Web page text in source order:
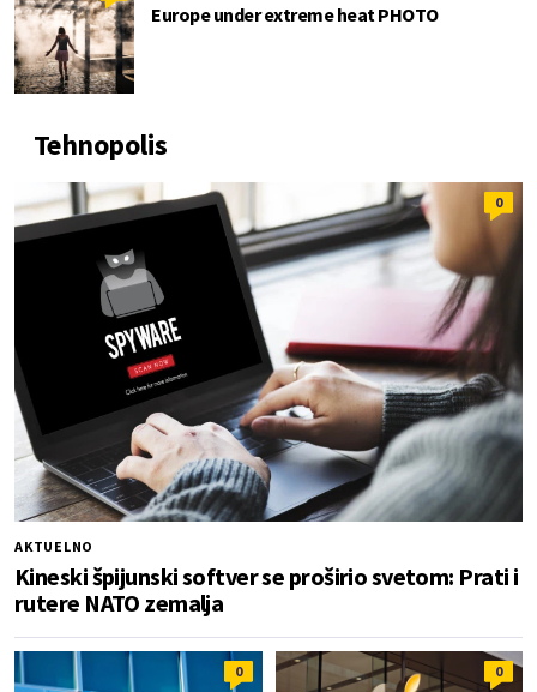
Europe under extreme heat PHOTO
Tehnopolis
0
AKTUELNO
Kineski špijunski softver se proširio svetom: Prati i
rutere NATO zemalja
0 0